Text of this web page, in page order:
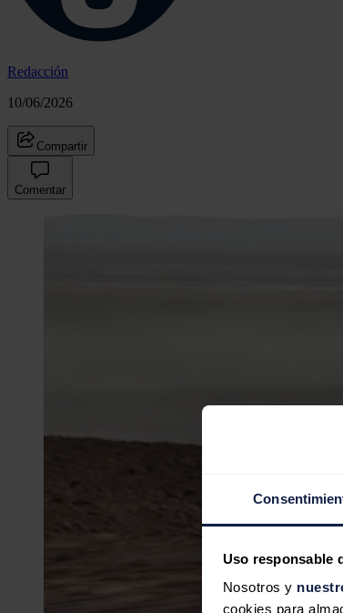
Uso responsable
Nosotros y
cookies para
Redacción
10/06/2026
Compartir
Comentar